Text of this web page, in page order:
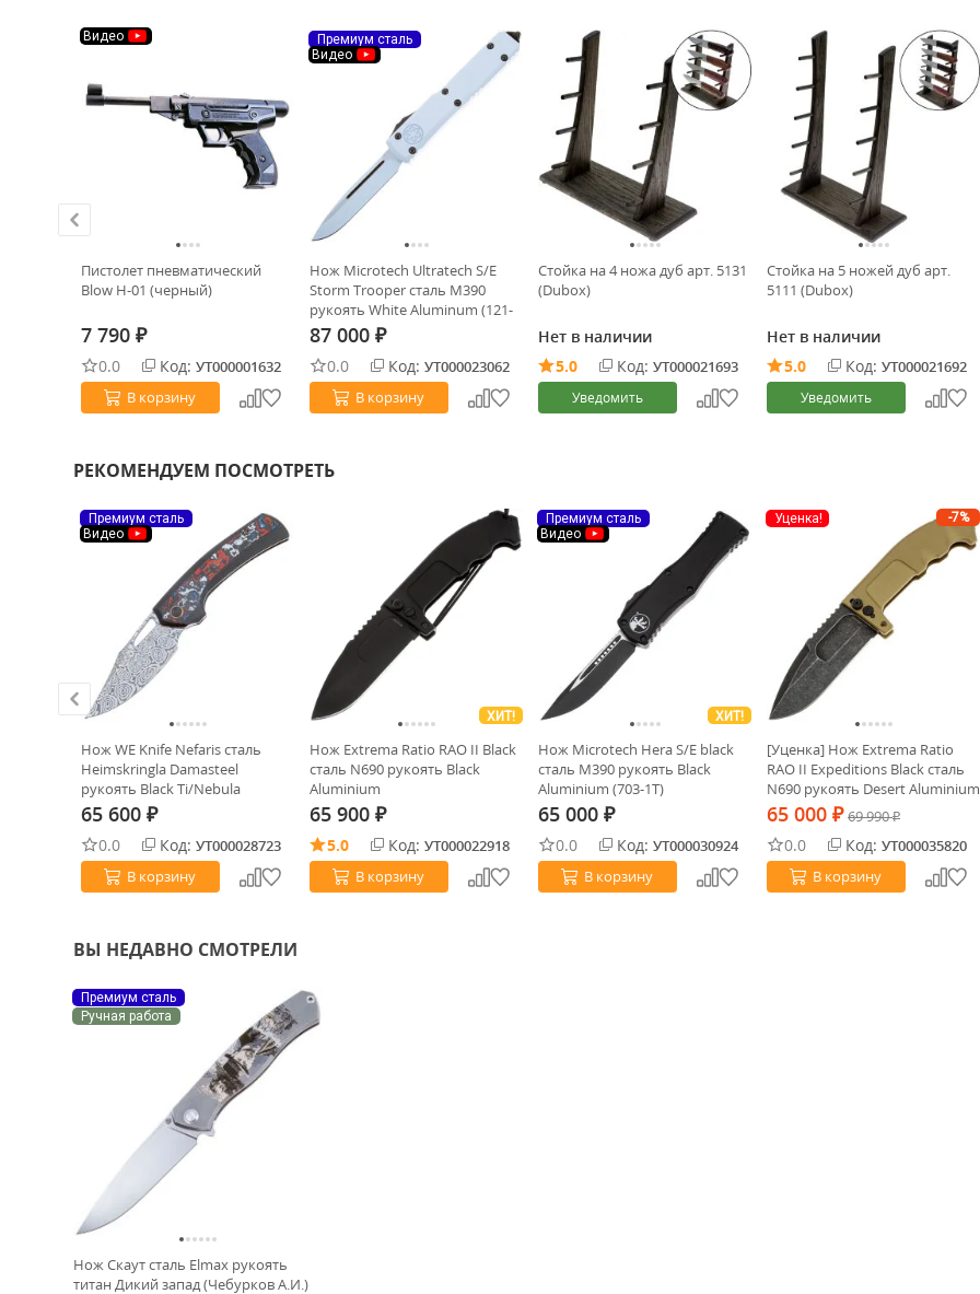
Видео
Пистолет пневматический
Blow H-01 (черный)
7 790 ₽
0.0 Код: УТ000001632
В корзину
Премиум сталь
Видео
Нож Microtech Ultratech S/E
Storm Trooper сталь M390
рукоять White Aluminum (121-
1STD)
87 000 ₽
0.0 Код: УТ000023062
В корзину
Стойка на 4 ножа дуб арт. 5131
(Dubox)
Нет в наличии
5.0
Код: УТ000021693
Уведомить
Стойка на 5 ножей дуб арт.
5111 (Dubox)
Нет в наличии
5.0
Код: УТ000021692
Уведомить
РЕКОМЕНДУЕМ ПОСМОТРЕТЬ
Премиум сталь
Видео
Нож WE Knife Nefaris сталь
Heimskringla Damasteel
рукоять Black Ti/Nebula
FatCarbon (WE22040F-DS1)
65 600 ₽
0.0 Код: УТ000028723
В корзину
ХИТ!
Нож Extrema Ratio RAO II Black
сталь N690 рукоять Black
Aluminium
65 900 ₽
5.0 Код: УТ000022918
В корзину
Премиум сталь
Видео
ХИТ!
Нож Microtech Hera S/E black
сталь M390 рукоять Black
Aluminium (703-1T)
65 000 ₽
0.0 Код: УТ000030924
В корзину
-7%
Уценка!
[Уценка] Нож Extrema Ratio
RAO II Expeditions Black сталь
N690 рукоять Desert Aluminium
65 000 ₽ 69 990₽
0.0 Код: УТ000035820
В корзину
ВЫ НЕДАВНО СМОТРЕЛИ
Премиум сталь
Ручная работа
Нож Скаут сталь Elmax рукоять
титан Дикий запад (Чебурков А.И.)